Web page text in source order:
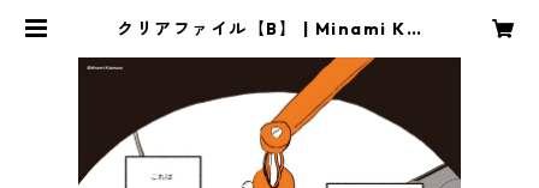
クリアファイル【B】 | Minami Kit
official store